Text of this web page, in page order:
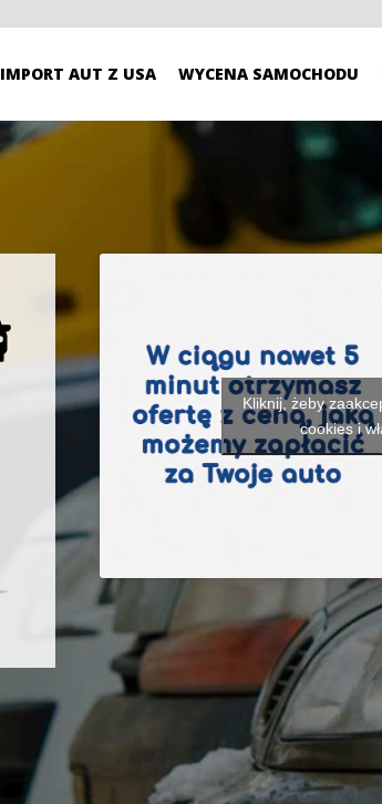
IMPORT AUT Z USA WYCENA SAMOCHODU
Kliknij, żeby
cookies i